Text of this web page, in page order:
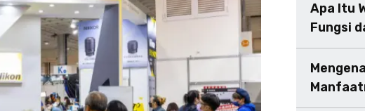
Apa Itu
Fungsi